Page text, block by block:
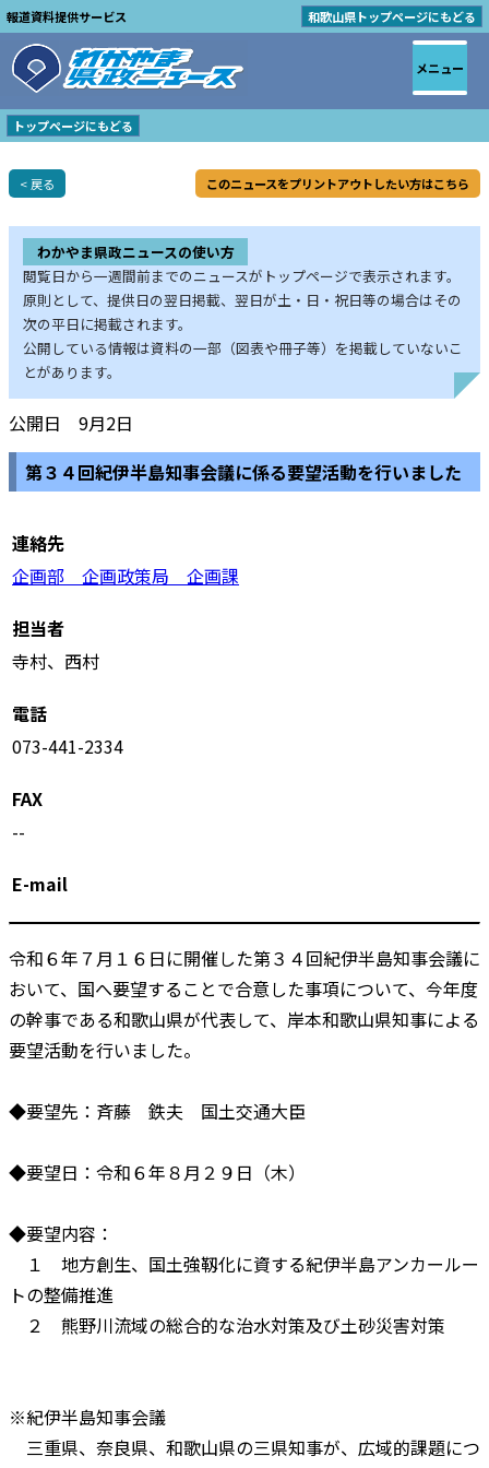
報道資料提供サービス 和歌山県トップページにもどる
トップページにもどる
< 戻る このニュースをプリントアウトしたい方はこちら
わかやま県政ニュースの使い方
閲覧日から一週間前までのニュースがトップページで表示されます。
原則として、提供日の翌日掲載、翌日が土・日・祝日等の場合はその
次の平日に掲載されます。
公開している情報は資料の一部（図表や冊子等）を掲載していないこ
とがあります。
公開日 9月2日
第３４回紀伊半島知事会議に係る要望活動を行いました
連絡先
企画部 企画政策局 企画課
担当者
寺村、西村
電話
073-441-2334
FAX
--
E-mail
令和６年７月１６日に開催した第３４回紀伊半島知事会議に
おいて、国へ要望することで合意した事項について、今年度
の幹事である和歌山県が代表して、岸本和歌山県知事による
要望活動を行いました。
◆要望先：斉藤 鉄夫 国土交通大臣
◆要望日：令和６年８月２９日（木）
◆要望内容：
１ 地方創生、国土強靱化に資する紀伊半島アンカールー
トの整備推進
２ 熊野川流域の総合的な治水対策及び土砂災害対策
※紀伊半島知事会議
三重県、奈良県、和歌山県の三県知事が、広域的課題につ
メニュー